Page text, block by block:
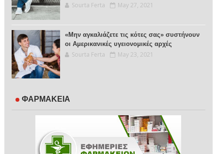
Sourta Ferta May 27, 2021
«Μην αγκαλιάζετε τις κότες σας» συστήνουν
οι Αμερικανικές υγειονομικές αρχές
Sourta Ferta May 23, 2021
ΦΑΡΜΑΚΕΙΑ